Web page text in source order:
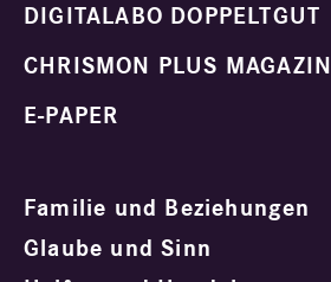
DIGITALABO DOPPELTGUT
CHRISMON PLUS MAGAZIN
E-PAPER
Familie und Beziehungen
Glaube und Sinn